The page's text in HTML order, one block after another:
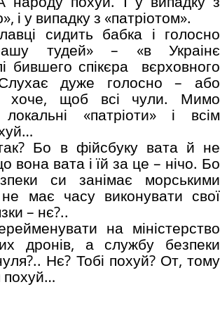
і у випадку з «патріотом».
сидить бабка і голосно
тудей» – «в Украінє
бившего спікєра вєрховного
дуже голосно – або
хоче, щоб всі чули. Мимо
«патріоти» і всім
Бо в фійсбуку вата й не
вона вата і їй за це – нічо. Бо
си занімає морськими
має часу виконувати свої
– нє?..
на міністерство
дронів, а службу безпеки
Нє? Тобі похуй? От, тому
похуй…